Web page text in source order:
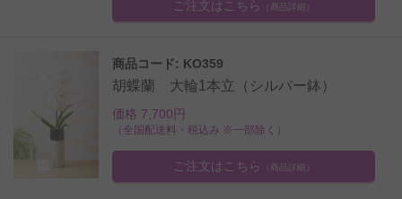
ご注文はこちら （商品詳細）
商品コード: KO359
胡蝶蘭 大輪1本立（シルバー鉢）
価格 7,700円
（全国配送料・税込み ※一部除く）
ご注文はこちら （商品詳細）